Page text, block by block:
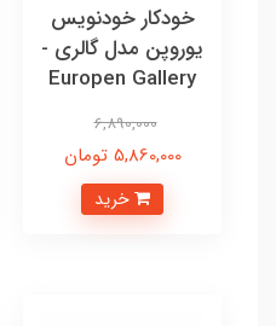
خودکار خودنویس
یوروپن مدل گالری -
Europen Gallery
6,890,000
5,860,000 تومان